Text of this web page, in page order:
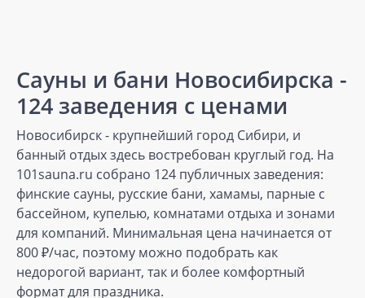
Сауны и бани Новосибирска -
124 заведения с ценами
Новосибирск - крупнейший город Сибири, и
банный отдых здесь востребован круглый год. На
101sauna.ru собрано 124 публичных заведения:
финские сауны, русские бани, хамамы, парные с
бассейном, купелью, комнатами отдыха и зонами
для компаний. Минимальная цена начинается от
800 ₽/час, поэтому можно подобрать как
недорогой вариант, так и более комфортный
формат для праздника.